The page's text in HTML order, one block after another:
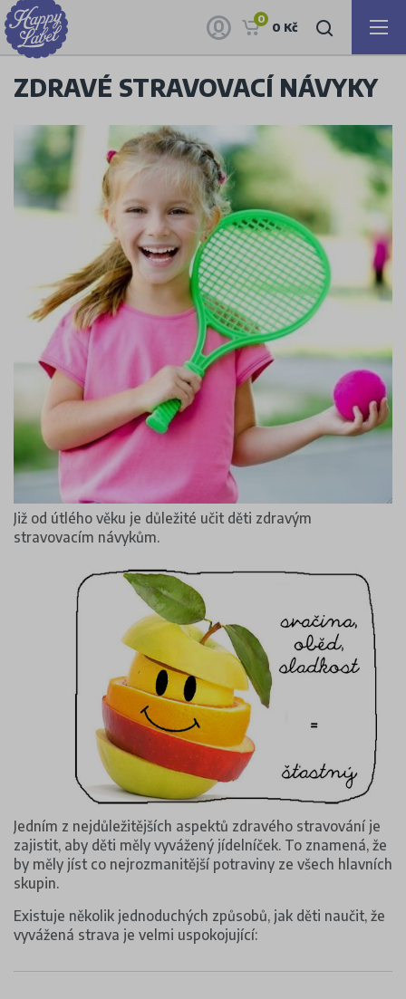
0
0 Kč
ZDRAVÉ STRAVOVACÍ NÁVYKY
Již od útlého věku je důležité učit děti zdravým
stravovacím návykům.
Jedním z nejdůležitějších aspektů zdravého stravování je
zajistit, aby děti měly vyvážený jídelníček. To znamená, že
by měly jíst co nejrozmanitější potraviny ze všech hlavních
skupin.
Existuje několik jednoduchých způsobů, jak děti naučit, že
vyvážená strava je velmi uspokojující: